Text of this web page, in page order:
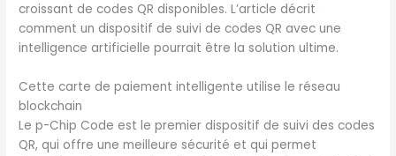
croissant de codes QR disponibles. L’article décrit
comment un dispositif de suivi de codes QR avec une
intelligence artificielle pourrait être la solution ultime.
Cette carte de paiement intelligente utilise le réseau
blockchain
Le p-Chip Code est le premier dispositif de suivi des codes
QR, qui offre une meilleure sécurité et qui permet